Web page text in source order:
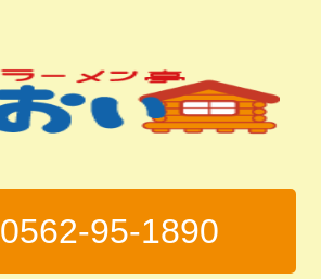
0562-95-1890